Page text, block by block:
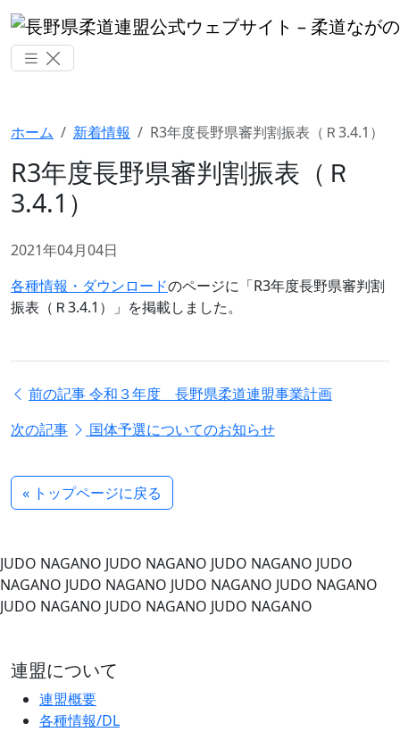
ホーム 新着情報 R3年度長野県審判割振表（Ｒ3.4.1）
R3年度長野県審判割振表（Ｒ
3.4.1）
2021年04月04日
各種情報・ダウンロードのページに「R3年度長野県審判割
振表（Ｒ3.4.1）」を掲載しました。
前の記事令和３年度 長野県柔道連盟事業計画
次の記事
国体予選についてのお知らせ
« トップページに戻る
JUDO NAGANO JUDO NAGANO JUDO NAGANO JUDO
NAGANO JUDO NAGANO JUDO NAGANO JUDO NAGANO
JUDO NAGANO JUDO NAGANO JUDO NAGANO
連盟について
連盟概要
各種情報/DL